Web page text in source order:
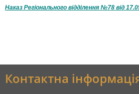
Наказ Регіонального відділення №78 від
Контактна